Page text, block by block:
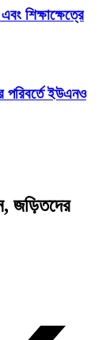
শিক্ষাক্ষেত্রে
পরিবর্তে ইউএনও
জড়িতদের